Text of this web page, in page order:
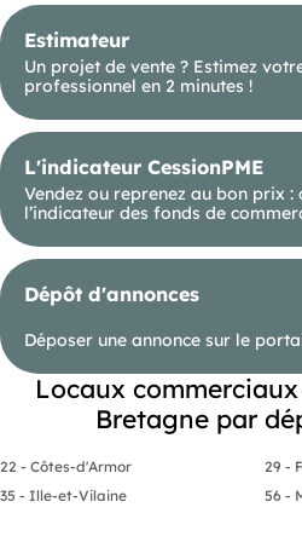
Estimateur
Un projet de vente ? Estimez
professionnel en 2 minutes !
L'indicateur CessionPME
Vendez ou reprenez au bon prix :
l’indicateur des fonds de
Dépôt d'annonces
Déposer une annonce sur le
Locaux
Bretagne par
22 - Côtes-d'Armor
29 -
35 - Ille-et-Vilaine
56 -